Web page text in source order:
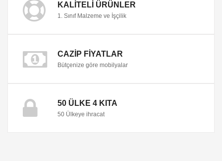
KALITELI ÜRÜNLER
1. Sınıf Malzeme ve İşçilik
CAZIP FIYATLAR
Bütçenize göre mobilyalar
50 ÜLKE 4 KITA
50 Ülkeye ihracat